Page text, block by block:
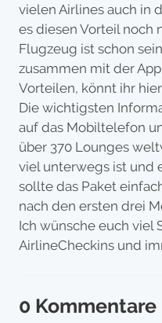
vielen Airlines auch in
es diesen Vorteil noch
Flugzeug ist schon
zusammen mit der
Vorteilen, könnt ihr
Die wichtigsten
auf das Mobiltelefon
über 370 Lounges
viel unterwegs ist und
sollte das Paket
nach den ersten drei
Ich wünsche euch viel
AirlineCheckins und
0 Kommentare